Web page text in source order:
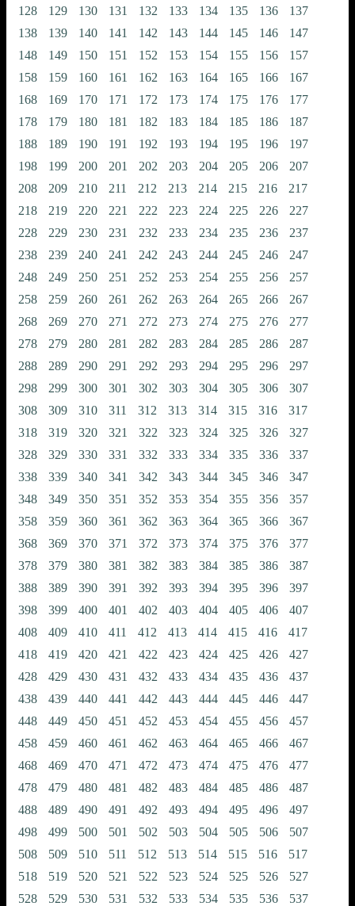
128
129 130 131 132 133 134 135 136
137
138
139 140 141 142 143 144 145 146
147
148
149 150 151 152 153 154 155 156
157
158
159 160 161 162 163 164 165 166
167
168
169 170 171 172 173 174 175 176
177
178
179 180 181 182 183 184 185 186
187
188
189 190 191 192 193 194 195 196
197
198
199 200 201 202 203 204 205 206
207
208
209 210 211 212 213 214 215 216
217
218
219 220 221 222 223 224 225 226
227
228
229 230 231 232 233 234 235 236
237
238
239 240 241 242 243 244 245 246
247
248
249 250 251 252 253 254 255 256
257
258
259 260 261 262 263 264 265 266
267
268
269 270 271 272 273 274 275 276
277
278
279 280 281 282 283 284 285 286
287
288
289 290 291 292 293 294 295 296
297
298
299 300 301 302 303 304 305 306
307
308
309 310 311 312 313 314 315 316
317
318
319 320 321 322 323 324 325 326
327
328
329 330 331 332 333 334 335 336
337
338
339 340 341 342 343 344 345 346
347
348
349 350 351 352 353 354 355 356
357
358
359 360 361 362 363 364 365 366
367
368
369 370 371 372 373 374 375 376
377
378
379 380 381 382 383 384 385 386
387
388
389 390 391 392 393 394 395 396
397
398
399 400 401 402 403 404 405 406
407
408
409 410 411 412 413 414 415 416
417
418
419 420 421 422 423 424 425 426
427
428
429 430 431 432 433 434 435 436
437
438
439 440 441 442 443 444 445 446
447
448
449 450 451 452 453 454 455 456
457
458
459 460 461 462 463 464 465 466
467
468
469 470 471 472 473 474 475 476
477
478
479 480 481 482 483 484 485 486
487
488
489 490 491 492 493 494 495 496
497
498
499 500 501 502 503 504 505 506
507
508
509 510 511 512 513 514 515 516
517
518
519 520 521 522 523 524 525 526
527
528
529 530 531 532 533 534 535 536
537